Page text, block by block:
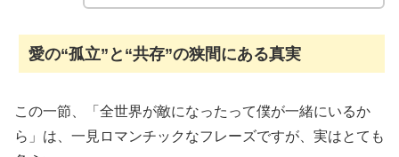
愛の“孤立”と“共存”の狭間にある真実
この一節、「全世界が敵になったって僕が一緒にいるか
ら」は、一見ロマンチックなフレーズですが、実はとても